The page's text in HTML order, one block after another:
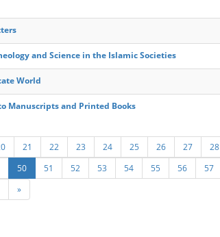
and Science in the Islamic Societies
World
Manuscripts and Printed Books
21 22 23 24 25 26 27 28
50 51 52 53 54 55 56 57
»